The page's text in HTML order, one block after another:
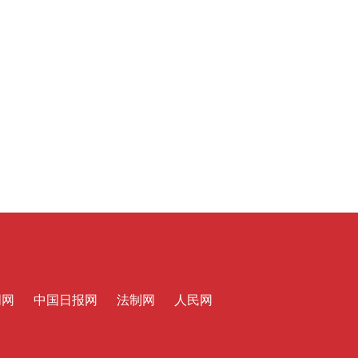
中国日报网 法制网 人民网